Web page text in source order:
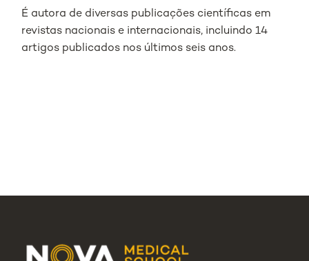
É autora de diversas publicações científicas em
revistas nacionais e internacionais, incluindo 14
artigos publicados nos últimos seis anos.